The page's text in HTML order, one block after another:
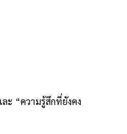
“ความรู้สึกที่ยังคง